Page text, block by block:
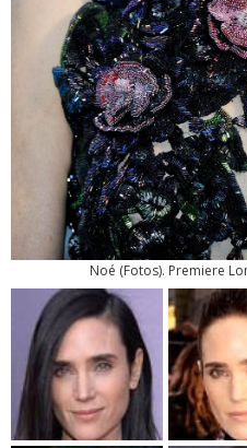
Noé (Fotos). Premiere